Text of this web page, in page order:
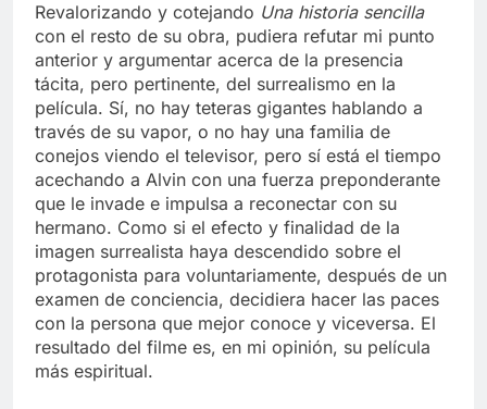
Revalorizando y cotejando Una historia sencilla
con el resto de su obra, pudiera refutar mi punto
anterior y argumentar acerca de la presencia
tácita, pero pertinente, del surrealismo en la
película. Sí, no hay teteras gigantes hablando a
través de su vapor, o no hay una familia de
conejos viendo el televisor, pero sí está el tiempo
acechando a Alvin con una fuerza preponderante
que le invade e impulsa a reconectar con su
hermano. Como si el efecto y finalidad de la
imagen surrealista haya descendido sobre el
protagonista para voluntariamente, después de un
examen de conciencia, decidiera hacer las paces
con la persona que mejor conoce y viceversa. El
resultado del filme es, en mi opinión, su película
más espiritual.